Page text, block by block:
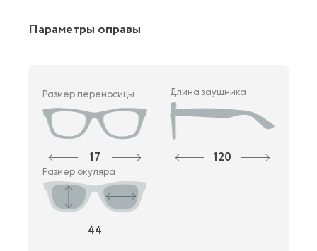
Параметры оправы
Размер переносицы
17
Длина заушника
120
Размер окуляра
44